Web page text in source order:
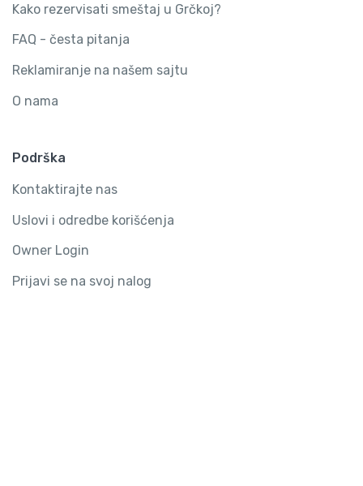
Kako rezervisati smeštaj u Grčkoj?
FAQ - česta pitanja
Reklamiranje na našem sajtu
O nama
Podrška
Kontaktirajte nas
Uslovi i odredbe korišćenja
Owner Login
Prijavi se na svoj nalog